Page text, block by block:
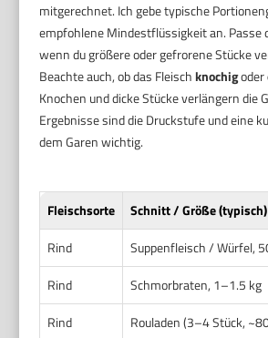
mitgerechnet. Ich gebe typische
empfohlene Mindestflüssigkeit an. Passe
wenn du größere oder gefrorene Stücke
Beachte auch, ob das Fleischknochigoder
Knochen und dicke Stücke verlängern die
Ergebnisse sind die Druckstufe und eine
dem Garen wichtig.
Fleischsorte Schnitt / Größe (typisch)
Rind
Suppenfleisch / Würfel,
Rind
Schmorbraten, 1–1.5 kg
Rind
Rouladen (3–4 Stück,